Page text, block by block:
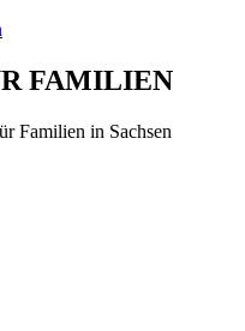
FAMILIEN
Familien in Sachsen